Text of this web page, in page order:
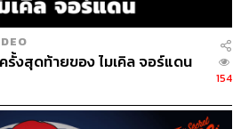
รั้งสุดท้ายของ ไมเคิล จอร์แดน
154